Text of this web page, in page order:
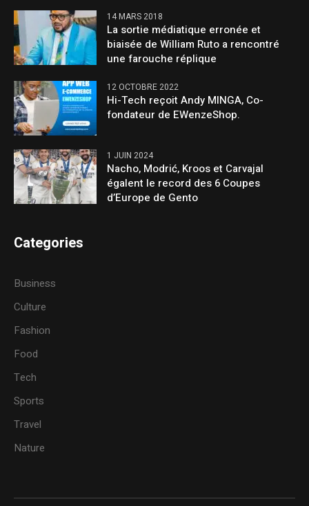
14 MARS 2018
La sortie médiatique erronée et
biaisée de William Ruto a rencontré
une farouche réplique
12 OCTOBRE 2022
Hi-Tech reçoit Andy MINGA, Co-
fondateur de EWenzeShop.
1 JUIN 2024
Nacho, Modrić, Kroos et Carvajal
égalent le record des 6 Coupes
d’Europe de Gento
Categories
Business
Culture
Fashion
Food
Tech
Sports
Travel
Nature